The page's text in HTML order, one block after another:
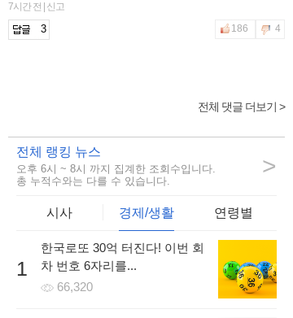
7시간 전 | 신고
3 186 4
2시간 전 | 신고
98
카페 알바 월급이 계속 밀렸었는데, 이 글 보고 해결했네요..
다들 챙겨받아요!!
전체 댓글 더보기 >
전체 랭킹 뉴스
오후 6시 ~ 8시 까지 집계한 조회수입니다.
총 누적수와는 다를 수 있습니다.
>
시사 경제/생활 연령별
1
한국로또 30억 터진다! 이번 회
차 번호 6자리를...
66,320